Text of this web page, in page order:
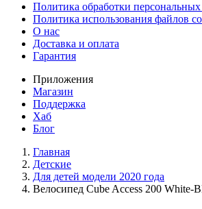
Политика обработки
Политика использования файлов
О нас
Доставка и оплата
Гарантия
Приложения
Магазин
Поддержка
Хаб
Блог
Главная
Детские
Для детей модели 2020 года
Велосипед Cube Access 200 White-